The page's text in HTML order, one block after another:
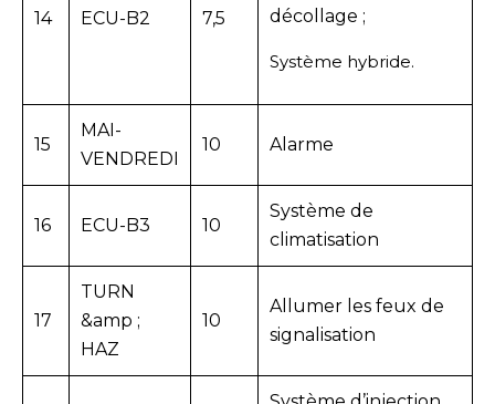
14 ECU-B2 7,5
décollage ;
Système hybride.
15
MAI-
VENDREDI
10 Alarme
16 ECU-B3 10
Système de
climatisation
17
TURN
&amp ;
HAZ
10
Allumer les feux de
signalisation